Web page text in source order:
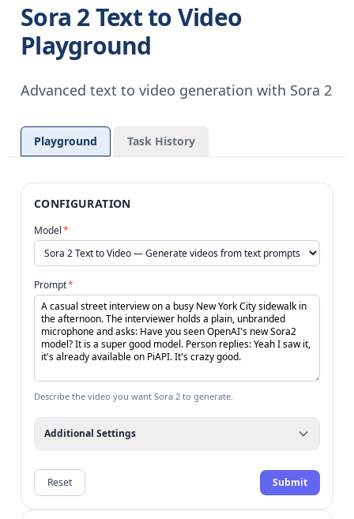
Sora 2 Text to Video
Playground
Advanced text to video generation with Sora 2
Playground Task History
CONFIGURATION
Model*
Prompt*
Describe the video you want Sora 2 to generate.
Additional Settings
Reset Submit